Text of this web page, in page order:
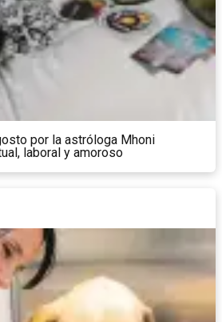
por la astróloga Mhoni
laboral y amoroso